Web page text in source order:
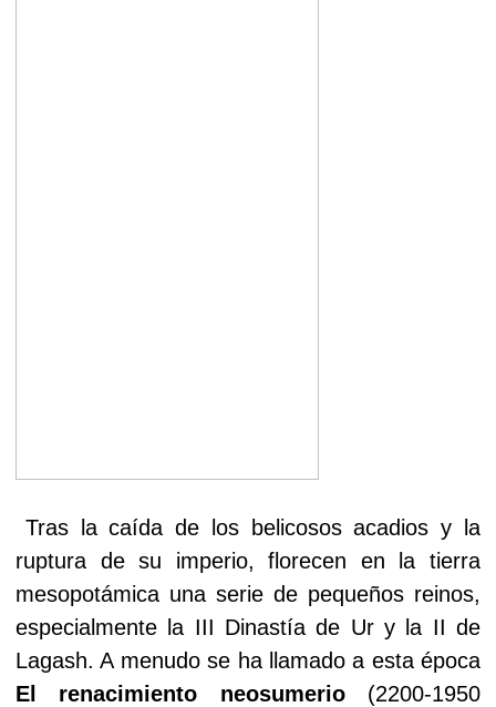
Tras la caída de los belicosos acadios y la
ruptura de su imperio, florecen en la tierra
mesopotámica una serie de pequeños reinos,
especialmente la III Dinastía de Ur y la II de
Lagash. A menudo se ha llamado a esta época
El renacimiento neosumerio
(2200-1950